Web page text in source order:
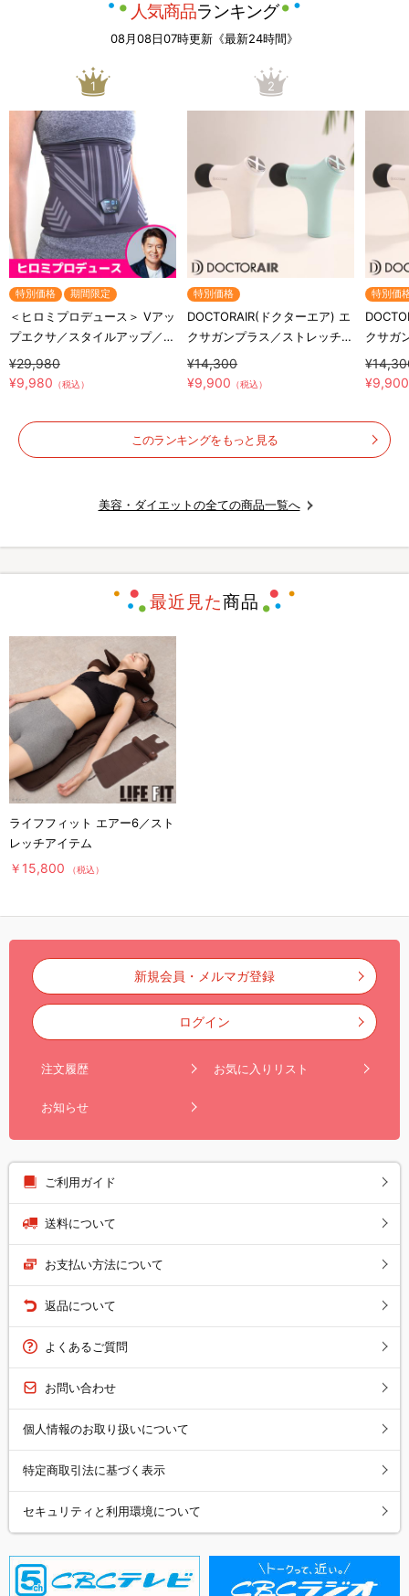
人気商品ランキング
08月08日07時更新《最新24時間》
1
特別価格 期間限定
＜ヒロミプロデュース＞ Vアッ
プエクサ／スタイルアップ／お
腹EMS
¥29,980
¥9,980 （税込）
2
特別価格
DOCTORAIR(ドクターエア) エ
クサガンプラス／ストレッチサ
ポート／美顔器
¥14,300
¥9,900 （税込）
特別価
クサガ
ポート
¥9,900
このランキングをもっと見る
美容・ダイエットの全ての商品一覧へ
最近見た商品
ライフフィット エアー6／スト
レッチアイテム
￥15,800 （税込）
新規会員・メルマガ登録
ログイン
注文履歴 お気に入りリスト
お知らせ
ご利用ガイド
送料について
お支払い方法について
返品について
よくあるご質問
お問い合わせ
個人情報のお取り扱いについて
特定商取引法に基づく表示
セキュリティと利用環境について